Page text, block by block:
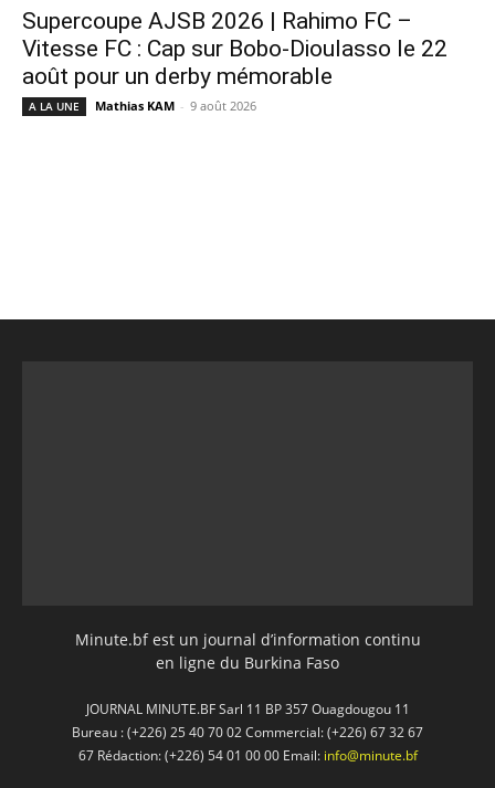
Supercoupe AJSB 2026 | Rahimo FC –
Vitesse FC : Cap sur Bobo-Dioulasso le 22
août pour un derby mémorable
A LA UNE Mathias KAM - 9 août 2026
Minute.bf est un journal d’information continu
en ligne du Burkina Faso
JOURNAL MINUTE.BF Sarl 11 BP 357 Ouagdougou 11
Bureau : (+226) 25 40 70 02 Commercial: (+226) 67 32 67
67 Rédaction: (+226) 54 01 00 00 Email: info@minute.bf